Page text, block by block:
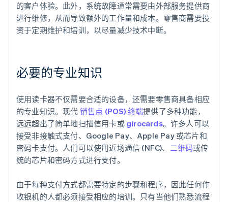
的客户体验。此外，系统故障通常需要由外部服务提供商
进行维修，从而导致额外的工作量和成本。零售商需要投
资于定期维护和培训，以尽量减少技术中断。
必要的专业知识
使用读卡器不仅需要合适的设备，还需要零售商具备相应
的专业知识。现代 销售点 (POS) 终端提供了多种功能，
远远超出了简单地扫描信用卡或 girocards。许多人可以
接受非接触式支付、Google Pay、Apple Pay 或芯片和
密码卡支付。人们可以使用近场通信 (NFC)、 二维码或传
统的芯片和密码方式进行支付。
由于每种支付方式都需要特定的步骤和程序，因此任何作
收银机的人都必须接受相应的培训。只有当他们熟悉流程
阿联酋
English
爱尔兰
English
爱沙尼亚
English
奥地利
DeutschEnglish
English
巴西